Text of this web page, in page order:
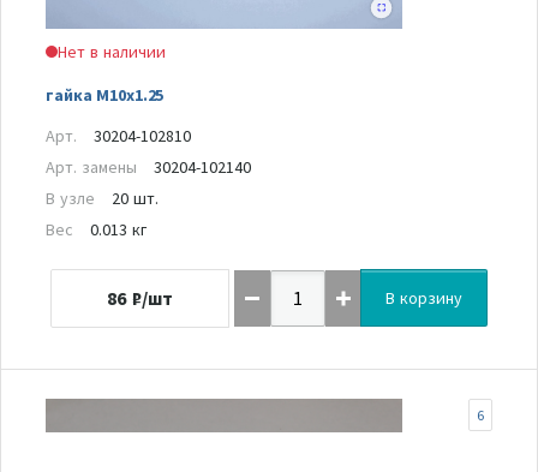
Нет в наличии
гайка M10x1.25
Арт.
30204-102810
Арт. замены
30204-102140
В узле
20 шт.
Вес
0.013 кг
86 ₽/шт В корзину
6